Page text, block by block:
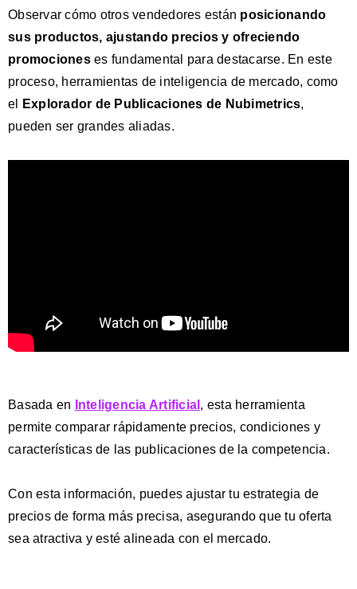
Observar cómo otros vendedores están posicionando
sus productos, ajustando precios y ofreciendo
promocioneses fundamental para destacarse. En este
proceso, herramientas de inteligencia de mercado, como
el
Explorador de Publicaciones de Nubimetrics,
pueden ser grandes aliadas.
Basada en Inteligencia Artificial , esta herramienta
permite comparar rápidamente precios, condiciones y
características de las publicaciones de la competencia.
Con esta información, puedes ajustar tu estrategia de
precios de forma más precisa, asegurando que tu oferta
sea atractiva y esté alineada con el mercado.